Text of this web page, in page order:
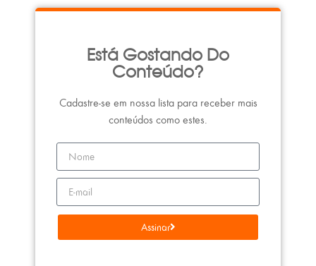
Está Gostando Do
Conteúdo?
Cadastre-se em nossa lista para receber mais
conteúdos como estes.
Assinar